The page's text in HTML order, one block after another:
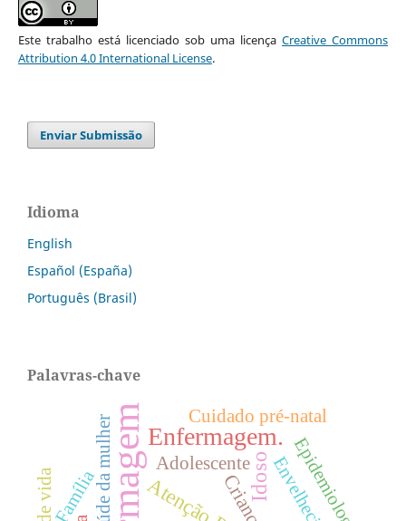
Este trabalho está licenciado sob uma licençaCreative Commons
Attribution 4.0 International License.
Enviar Submissão
Idioma
English
Español (España)
Português (Brasil)
Palavras-chave
Enfermagem.
Idoso
Criança
Cuidado pré-natal
Saúde da mulher Adolescente
Família Epidemiologia